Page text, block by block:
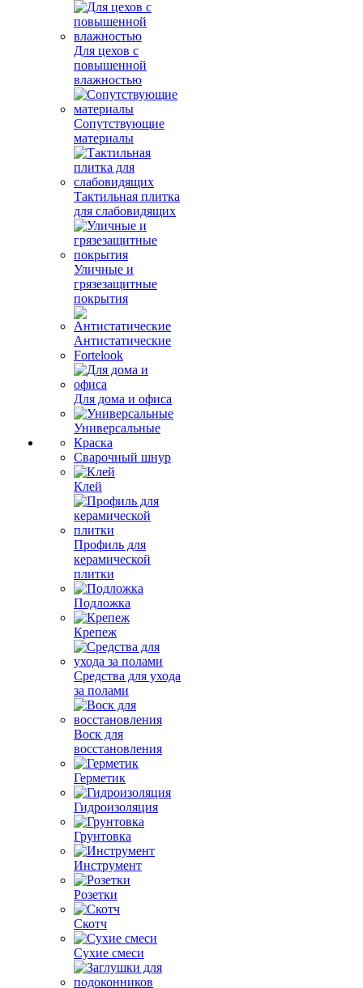
Для цехов с
повышенной
влажностью
Сопутствующие
материалы
Тактильная плитка
для слабовидящих
Уличные и
грязезащитные
покрытия
Антистатические
Fortelook
Для дома и офиса
Универсальные
Краска
Сварочный шнур
Клей
Профиль для
керамической
плитки
Подложка
Крепеж
Средства для ухода
за полами
Воск для
восстановления
Герметик
Гидроизоляция
Грунтовка
Инструмент
Розетки
Скотч
Сухие смеси